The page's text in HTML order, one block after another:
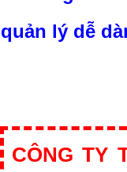
quản lý dễ
CÔNG TY